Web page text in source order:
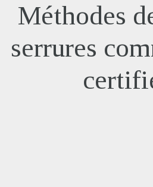
Méthodes
serrures